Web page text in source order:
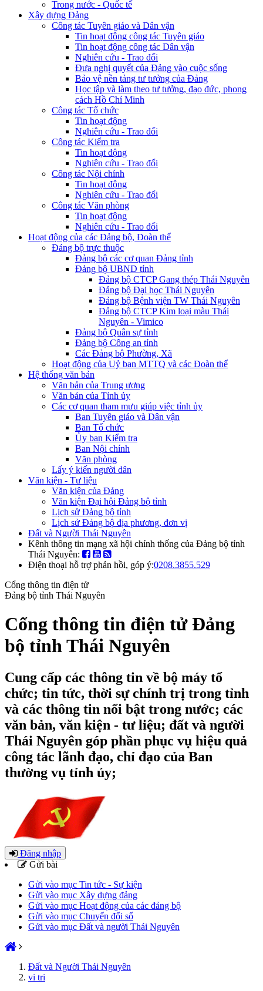
Trong nước - Quốc tế
Xây dựng Đảng
Công tác Tuyên giáo và Dân vận
Tin hoạt động công tác Tuyên giáo
Tin hoạt động công tác Dân vận
Nghiên cứu - Trao đổi
Đưa nghị quyết của Đảng vào cuộc sống
Bảo vệ nền tảng tư tưởng của Đảng
Học tập và làm theo tư tưởng, đạo đức, phong
cách Hồ Chí Minh
Công tác Tổ chức
Tin hoạt động
Nghiên cứu - Trao đổi
Công tác Kiểm tra
Tin hoạt động
Nghiên cứu - Trao đổi
Công tác Nội chính
Tin hoạt động
Nghiên cứu - Trao đổi
Công tác Văn phòng
Tin hoạt động
Nghiên cứu - Trao đổi
Hoạt động của các Đảng bộ, Đoàn thể
Đảng bộ trực thuộc
Đảng bộ các cơ quan Đảng tỉnh
Đảng bộ UBND tỉnh
Đảng bộ CTCP Gang thép Thái Nguyên
Đảng bộ Đại học Thái Nguyên
Đảng bộ Bệnh viện TW Thái Nguyên
Đảng bộ CTCP Kim loại màu Thái
Nguyên - Vimico
Đảng bộ Quân sự tỉnh
Đảng bộ Công an tỉnh
Các Đảng bộ Phường, Xã
Hoạt động của Uỷ ban MTTQ và các Đoàn thể
Hệ thống văn bản
Văn bản của Trung ương
Văn bản của Tỉnh ủy
Các cơ quan tham mưu giúp việc tỉnh ủy
Ban Tuyên giáo và Dân vận
Ban Tổ chức
Ủy ban Kiểm tra
Ban Nội chính
Văn phòng
Lấy ý kiến người dân
Văn kiện - Tư liệu
Văn kiện của Đảng
Văn kiện Đại hội Đảng bộ tỉnh
Lịch sử Đảng bộ tỉnh
Lịch sử Đảng bộ địa phương, đơn vị
Đất và Người Thái Nguyên
Kênh thông tin mạng xã hội chính thống của Đảng bộ tỉnh
Thái Nguyên:
Điện thoại hỗ trợ phản hồi, góp ý:0208.3855.529
Cổng thông tin điện tử
Đảng bộ tỉnh Thái Nguyên
Cổng thông tin điện tử Đảng
bộ tỉnh Thái Nguyên
Cung cấp các thông tin về bộ máy tổ
chức; tin tức, thời sự chính trị trong tỉnh
và các thông tin nổi bật trong nước; các
văn bản, văn kiện - tư liệu; đất và người
Thái Nguyên góp phần phục vụ hiệu quả
công tác lãnh đạo, chỉ đạo của Ban
thường vụ tỉnh ủy;
Đăng nhập
Gửi bài
Gửi vào mục Tin tức - Sự kiện
Gửi vào mục Xây dựng đảng
Gửi vào mục Hoạt động của các đảng bộ
Gửi vào mục Chuyển đổi số
Gửi vào mục Đất và người Thái Nguyên
Đất và Người Thái Nguyên
vi tri